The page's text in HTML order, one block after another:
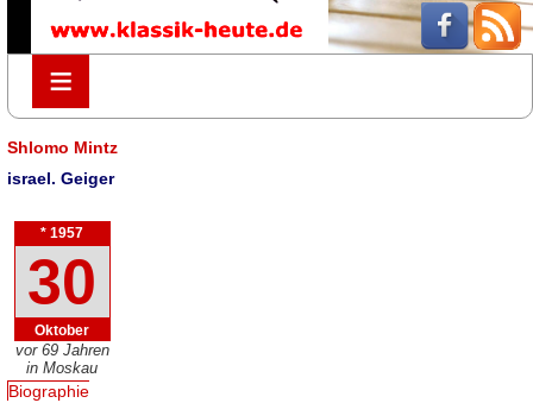
≡
≡
Shlomo Mintz
israel. Geiger
* 1957
30
Oktober
vor 69 Jahren
in Moskau
Biographie